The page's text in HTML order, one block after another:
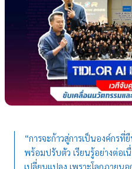
“การจะก้าวสู่การเป็นองค์กร
พร้อมปรับตัว เรียนรู้อย่างต่อเ
เปลี่ยนแปลง เพราะโลกภายน